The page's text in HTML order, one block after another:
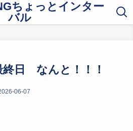
ちょっとインター
バル
終日 なんと！！！
06-07